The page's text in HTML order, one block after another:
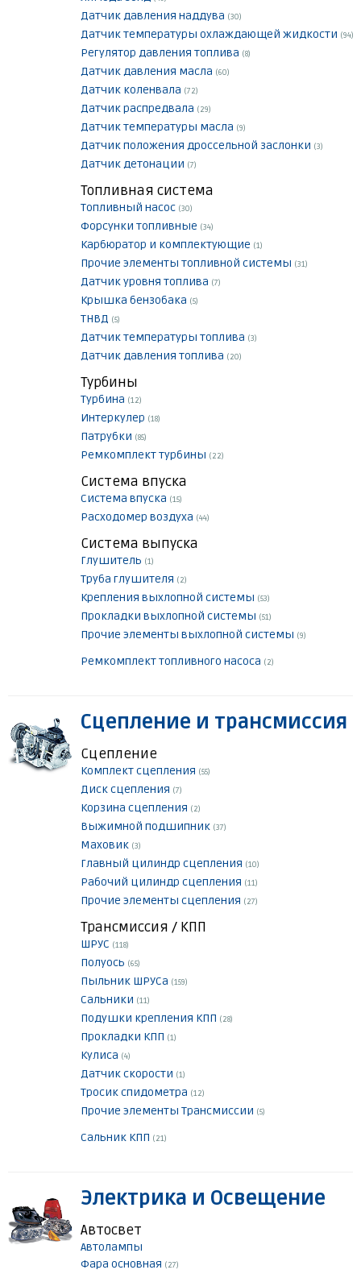
Датчик давления наддува (30)
Датчик температуры охлаждающей жидкости (94)
Регулятор давления топлива (8)
Датчик давления масла (60)
Датчик коленвала (72)
Датчик распредвала (29)
Датчик температуры масла (9)
Датчик положения дроссельной заслонки (3)
Датчик детонации (7)
Топливная система
Топливный насос (30)
Форсунки топливные (34)
Карбюратор и комплектующие (1)
Прочие элементы топливной системы (31)
Датчик уровня топлива (7)
Крышка бензобака (5)
ТНВД (5)
Датчик температуры топлива (3)
Датчик давления топлива (20)
Турбины
Турбина (12)
Интеркулер (18)
Патрубки (85)
Ремкомплект турбины (22)
Система впуска
Система впуска (15)
Расходомер воздуха (44)
Система выпуска
Глушитель (1)
Труба глушителя (2)
Крепления выхлопной системы (53)
Прокладки выхлопной системы (51)
Прочие элементы выхлопной системы (9)
Ремкомплект топливного насоса (2)
Сцепление и трансмиссия
Сцепление
Комплект сцепления (55)
Диск сцепления (7)
Корзина сцепления (2)
Выжимной подшипник (37)
Маховик (3)
Главный цилиндр сцепления (10)
Рабочий цилиндр сцепления (11)
Прочие элементы сцепления (27)
Трансмиссия / КПП
ШРУС (118)
Полуось (65)
Пыльник ШРУСа (159)
Сальники (11)
Подушки крепления КПП (28)
Прокладки КПП (1)
Кулиса (4)
Датчик скорости (1)
Тросик спидометра (12)
Прочие элементы Трансмиссии (5)
Сальник КПП (21)
Электрика и Освещение
Автосвет
Автолампы
Фара основная (27)